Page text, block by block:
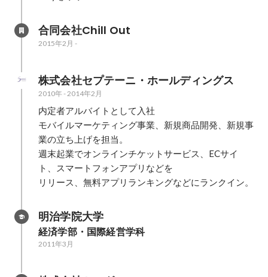
合同会社Chill Out
2015年2月 -
株式会社セプテーニ・ホールディングス
2010年-2014年2月
内定者アルバイトとして入社
モバイルマーケティング事業、新規商品開発、新規事
業の立ち上げを担当。
週末起業でオンラインチケットサービス、ECサイ
ト、スマートフォンアプリなどを
リリース、無料アプリランキングなどにランクイン。
明治学院大学
経済学部・国際経営学科
2011年3月